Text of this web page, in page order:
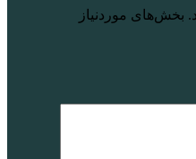
بخش‌های موردنیاز